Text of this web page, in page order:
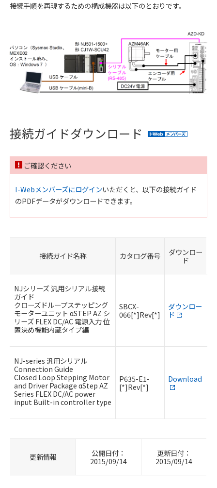
接続手順を再現するための構成機器は以下のとおりです。
接続ガイドダウンロード
ご確認ください
I-Webメンバーズにログインいただくと、以下の接続ガイド
のPDFデータがダウンロードできます。
接続ガイド名称 カタログ番号
ダウンロー
ド
NJシリーズ 汎用シリアル接続
ガイド
クローズドループステッピング
モーターユニット αSTEP AZ シ
リーズ FLEX DC/AC 電源入力 位
置決め機能内蔵タイプ編
SBCX-
066[*]Rev[*]
ダウンロー
ド
NJ-series 汎用シリアル
Connection Guide
Closed Loop Stepping Motor
and Driver Package αStep AZ
Series FLEX DC/AC power
input Built-in controller type
P635-E1-
[*]Rev[*]
Download
更新情報
公開日付：
2015/09/14
更新日付：
2015/09/14